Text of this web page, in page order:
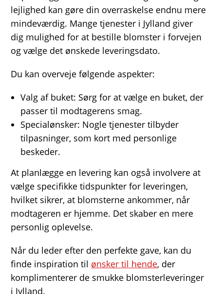
lejlighed kan gøre din overraskelse endnu mere
mindeværdig. Mange tjenester i Jylland giver
dig mulighed for at bestille blomster i forvejen
og vælge det ønskede leveringsdato.
Du kan overveje følgende aspekter:
Valg af buket: Sørg for at vælge en buket, der
passer til modtagerens smag.
Specialønsker: Nogle tjenester tilbyder
tilpasninger, som kort med personlige
beskeder.
At planlægge en levering kan også involvere at
vælge specifikke tidspunkter for leveringen,
hvilket sikrer, at blomsterne ankommer, når
modtageren er hjemme. Det skaber en mere
personlig oplevelse.
Når du leder efter den perfekte gave, kan du
finde inspiration til ønsker til hende, der
komplimenterer de smukke blomsterleveringer
i Jylland.